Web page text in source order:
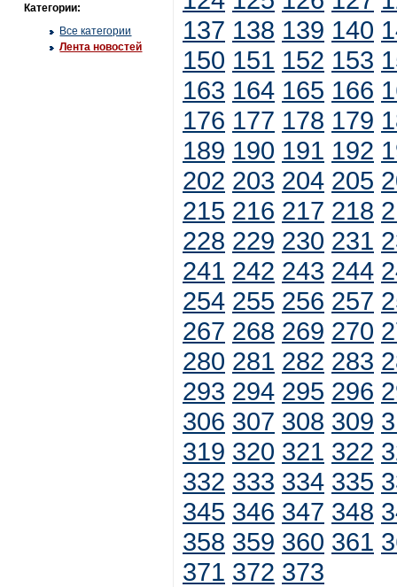
Категории:
Все категории
Лента новостей
137 138 139 140
150 151 152 153
163 164 165 166
176 177 178 179
189 190 191 192
202 203 204 205
215 216 217 218
228 229 230 231
241 242 243 244
254 255 256 257
267 268 269 270
280 281 282 283
293 294 295 296
306 307 308 309
319 320 321 322
332 333 334 335
345 346 347 348
358 359 360 361
371 372 373